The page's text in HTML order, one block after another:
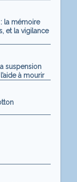
la mémoire
et la vigilance
suspension
à mourir